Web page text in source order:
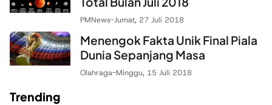
PMNews-Jumat, 27 Juli 2018
Menengok Fakta Unik Final Piala
Dunia Sepanjang Masa
Olahraga-Minggu, 15 Juli 2018
Trending